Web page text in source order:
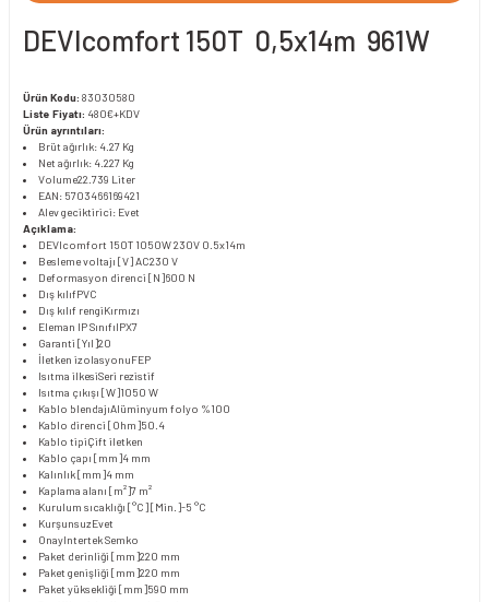
DEVIcomfort 150T 0,5x14m 961W
Ürün Kodu: 83030580
Liste Fiyatı: 480€+KDV
Ürün ayrıntıları:
Brüt ağırlık: 4.27 Kg
Net ağırlık: 4.227 Kg
Volume22.739 Liter
EAN: 5703466169421
Alev geciktirici: Evet
Açıklama:
DEVIcomfort 150T 1050W 230V 0.5x14m
Besleme voltajı [V] AC230 V
Deformasyon direnci [N]600 N
Dış kılıfPVC
Dış kılıf rengiKırmızı
Eleman IP SınıfıIPX7
Garanti [Yıl]20
İletken izolasyonuFEP
Isıtma ilkesiSeri rezistif
Isıtma çıkışı [W]1050 W
Kablo blendajıAlüminyum folyo %100
Kablo direnci [Ohm]50.4
Kablo tipiÇift iletken
Kablo çapı [mm]4 mm
Kalınlık [mm]4 mm
Kaplama alanı [m²]7 m²
Kurulum sıcaklığı [°C] [Min.]-5 °C
KurşunsuzEvet
OnayIntertek Semko
Paket derinliği [mm]220 mm
Paket genişliği [mm]220 mm
Paket yüksekliği [mm]590 mm